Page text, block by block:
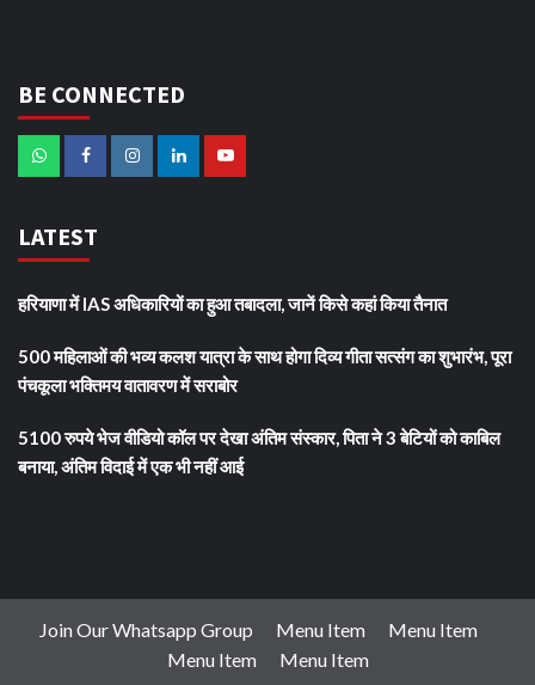
BE CONNECTED
LATEST
हरियाणा में IAS अधिकारियों का हुआ तबादला, जानें किसे कहां किया तैनात
500 महिलाओं की भव्य कलश यात्रा के साथ होगा दिव्य गीता सत्संग का शुभारंभ, पूरा
पंचकूला भक्तिमय वातावरण में सराबोर
5100 रुपये भेज वीडियो कॉल पर देखा अंतिम संस्कार, पिता ने 3 बेटियों को काबिल
बनाया, अंतिम विदाई में एक भी नहीं आई
Join Our Whatsapp Group Menu Item
Menu Item
Menu Item
Menu Item